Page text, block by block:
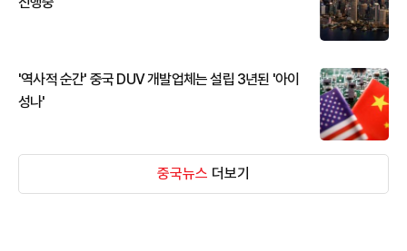
'역사적 순간' 중국 DUV 개발업체는 설립 3년된 '아이
성나'
중국뉴스 더보기